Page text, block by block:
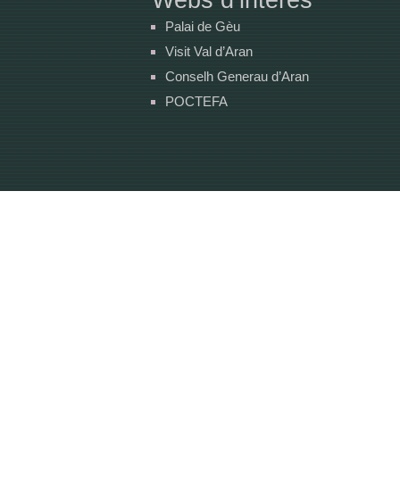
Palai de Gèu
Visit Val d’Aran
Conselh Generau d’Aran
POCTEFA